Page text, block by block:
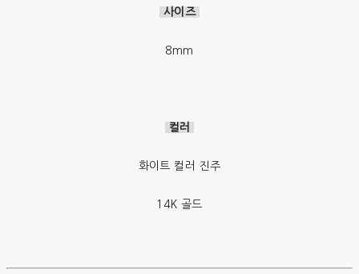
사이즈
8mm
컬러
화이트 컬러 진주
14K 골드